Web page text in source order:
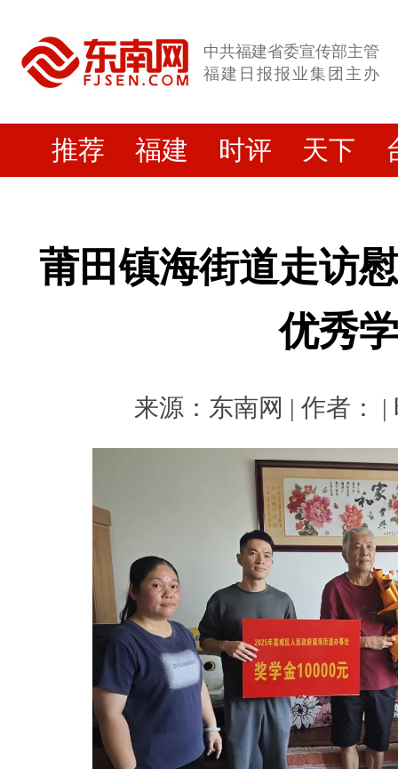
中共福建省委宣传部主管
福建日报报业集团主办
推荐 福建 时评 天下
莆田镇海街道走访
优秀
来源：东南网 | 作者： |